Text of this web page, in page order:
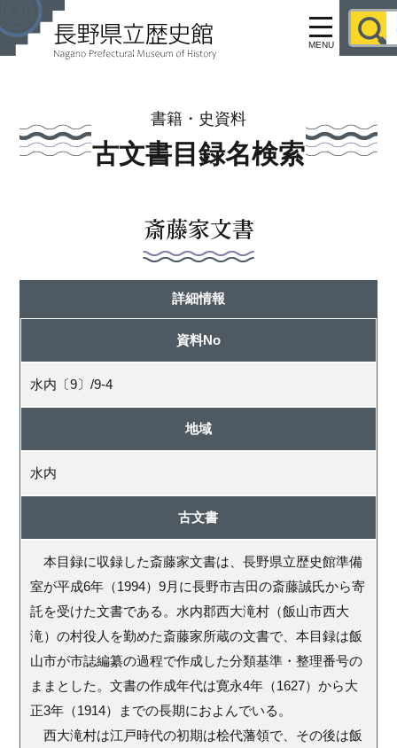
MENU
書籍・史資料
古文書目録名検索
斎藤家文書
詳細情報
資料No
水内〔9〕/9-4
地域
水内
古文書
本目録に収録した斎藤家文書は、長野県立歴史館準備
室が平成6年（1994）9月に長野市吉田の斎藤誠氏から寄
託を受けた文書である。水内郡西大滝村（飯山市西大
滝）の村役人を勤めた斎藤家所蔵の文書で、本目録は飯
山市が市誌編纂の過程で作成した分類基準・整理番号の
ままとした。文書の作成年代は寛永4年（1627）から大
正3年（1914）までの長期におよんでいる。
西大滝村は江戸時代の初期は桧代藩領で、その後は飯